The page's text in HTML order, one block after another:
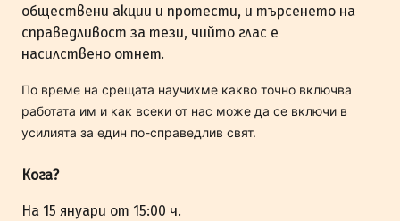
обществени акции и протести, и търсенето на
справедливост за тези, чийто глас е
насилствено отнет.
По време на срещата научихме какво точно включва
работата им и как всеки от нас може да се включи в
усилията за един по-справедлив свят.
Кога?
На 15 януари от 15:00 ч.